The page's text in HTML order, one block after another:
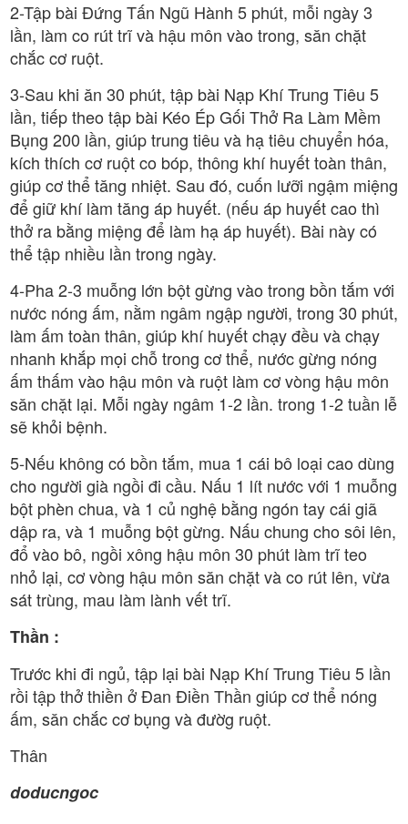
2-Tập bài Đứng Tấn Ngũ Hành 5 phút, mỗi ngày 3
lần, làm co rút trĩ và hậu môn vào trong, săn chặt
chắc cơ ruột.
3-Sau khi ăn 30 phút, tập bài Nạp Khí Trung Tiêu 5
lần, tiếp theo tập bài Kéo Ép Gối Thở Ra Làm Mềm
Bụng 200 lần, giúp trung tiêu và hạ tiêu chuyển hóa,
kích thích cơ ruột co bóp, thông khí huyết toàn thân,
giúp cơ thể tăng nhiệt. Sau đó, cuốn lưỡi ngậm miệng
để giữ khí làm tăng áp huyết. (nếu áp huyết cao thì
thở ra bằng miệng để làm hạ áp huyết). Bài này có
thể tập nhiều lần trong ngày.
4-Pha 2-3 muỗng lớn bột gừng vào trong bồn tắm với
nước nóng ấm, nằm ngâm ngập người, trong 30 phút,
làm ấm toàn thân, giúp khí huyết chạy đều và chạy
nhanh khắp mọi chỗ trong cơ thể, nước gừng nóng
ấm thấm vào hậu môn và ruột làm cơ vòng hậu môn
săn chặt lại. Mỗi ngày ngâm 1-2 lần. trong 1-2 tuần lễ
sẽ khỏi bệnh.
5-Nếu không có bồn tắm, mua 1 cái bô loại cao dùng
cho người già ngồi đi cầu. Nấu 1 lít nước với 1 muỗng
bột phèn chua, và 1 củ nghệ bằng ngón tay cái giã
dập ra, và 1 muỗng bột gừng. Nấu chung cho sôi lên,
đổ vào bô, ngồi xông hậu môn 30 phút làm trĩ teo
nhỏ lại, cơ vòng hậu môn săn chặt và co rút lên, vừa
sát trùng, mau làm lành vết trĩ.
Thần :
Trước khi đi ngủ, tập lại bài Nạp Khí Trung Tiêu 5 lần
rồi tập thở thiền ở Đan Điền Thần giúp cơ thể nóng
ấm, săn chắc cơ bụng và đườg ruột.
Thân
doducngoc